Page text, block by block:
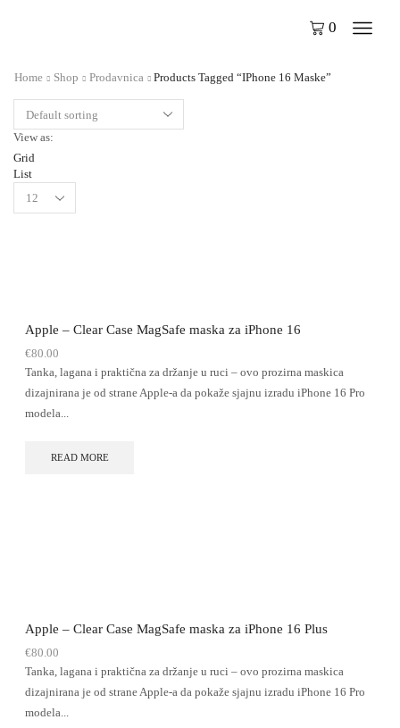
0
Home Shop Prodavnica Products Tagged “iPhone 16 Maske”
View as:
Grid
List
Apple – Clear Case MagSafe maska za iPhone 16
€80.00
Tanka, lagana i praktična za držanje u ruci – ovo prozirna maskica
dizajnirana je od strane Apple-a da pokaže sjajnu izradu iPhone 16 Pro
modela...
READ MORE
Apple – Clear Case MagSafe maska za iPhone 16 Plus
€80.00
Tanka, lagana i praktična za držanje u ruci – ovo prozirna maskica
dizajnirana je od strane Apple-a da pokaže sjajnu izradu iPhone 16 Pro
modela...